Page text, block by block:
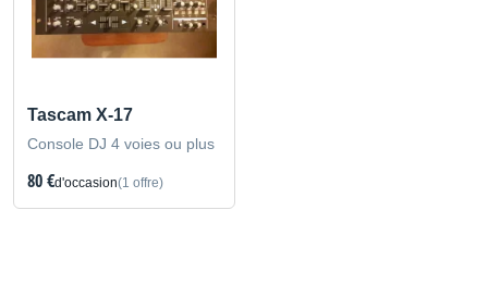
Tascam X-17
Console DJ 4 voies ou plus
80 €d'occasion(1 offre)